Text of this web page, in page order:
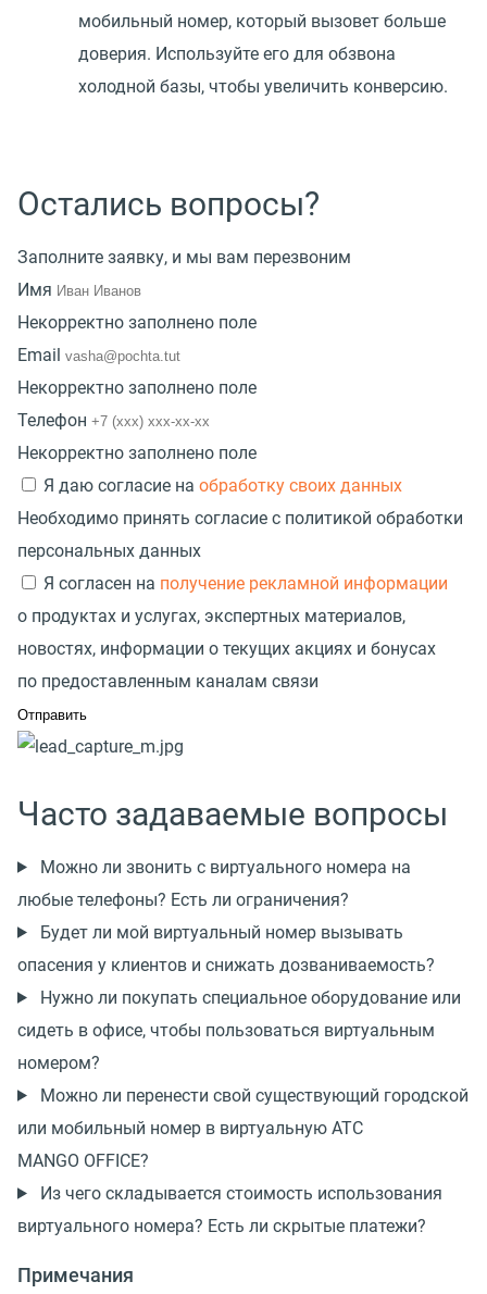
мобильный номер, который вызовет больше
доверия. Используйте его для обзвона
холодной базы, чтобы увеличить конверсию.
Остались вопросы?
Заполните заявку, и мы вам перезвоним
Имя
Некорректно заполнено поле
Email
Некорректно заполнено поле
Телефон
Некорректно заполнено поле
Я даю согласие на обработку своих данных
Необходимо принять согласие с политикой обработки
персональных данных
Я согласен на получение рекламной информации
о продуктах и услугах, экспертных материалов,
новостях, информации о текущих акциях и бонусах
по предоставленным каналам связи
Часто задаваемые вопросы
Можно ли звонить с виртуального номера на
любые телефоны? Есть ли ограничения?
Будет ли мой виртуальный номер вызывать
опасения у клиентов и снижать дозваниваемость?
Нужно ли покупать специальное оборудование или
сидеть в офисе, чтобы пользоваться виртуальным
номером?
Можно ли перенести свой существующий городской
или мобильный номер в виртуальную АТС
MANGO OFFICE?
Из чего складывается стоимость использования
виртуального номера? Есть ли скрытые платежи?
Примечания